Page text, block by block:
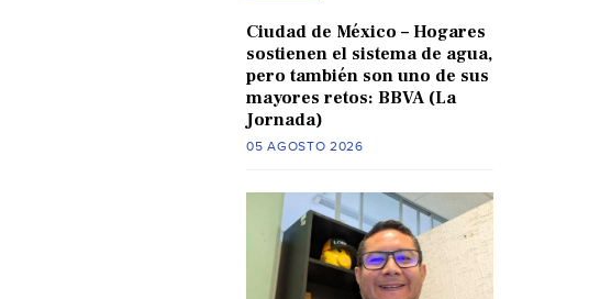
Ciudad de México – Hogares
sostienen el sistema de agua,
pero también son uno de sus
mayores retos: BBVA (La
Jornada)
05 AGOSTO 2026